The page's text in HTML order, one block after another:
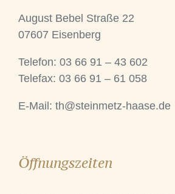
August Bebel Straße 22
07607 Eisenberg
Telefon: 03 66 91 – 43 602
Telefax: 03 66 91 – 61 058
E-Mail: th@steinmetz-haase.de
Öffnungszeiten